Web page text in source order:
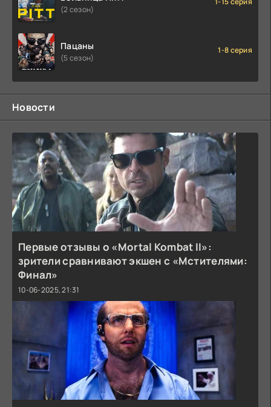
(2 сезон)
Пацаны
(5 сезон)
1-8 серия
Новости
Первые отзывы о «Mortal Kombat II»:
зрители сравнивают экшен с «Мстителями:
Финал»
10-06-2025, 21:31